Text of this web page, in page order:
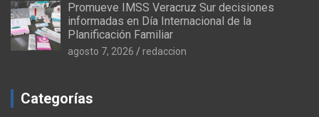
Promueve IMSS Veracruz Sur decisiones
informadas en Día Internacional de la
Planificación Familiar
agosto 7, 2026 redaccion
Categorías